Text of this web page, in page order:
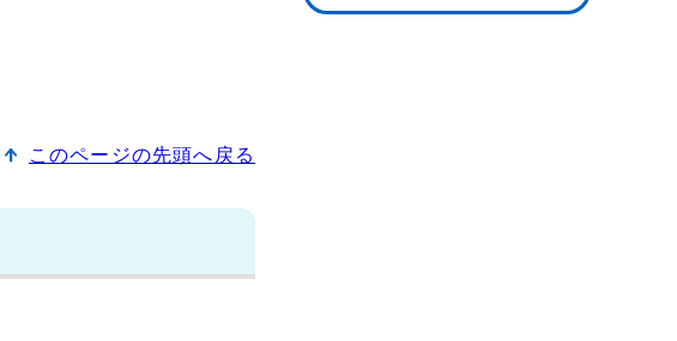
このページの先頭へ戻る